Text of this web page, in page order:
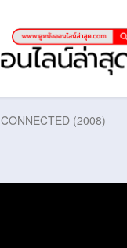
CONNECTED (2008)